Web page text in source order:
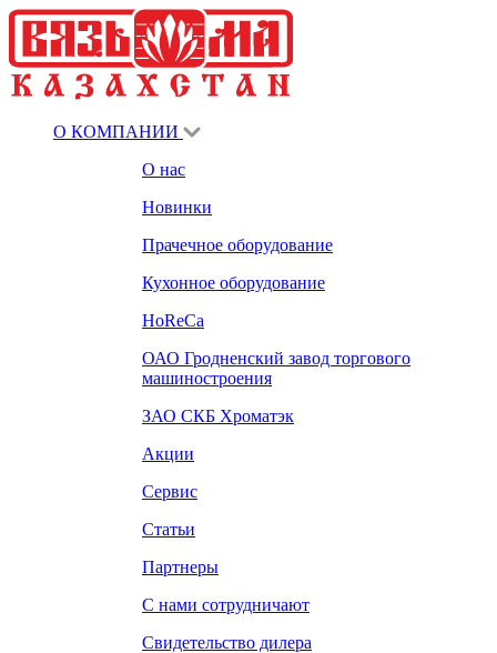
О КОМПАНИИ
О нас
Новинки
Прачечное оборудование
Кухонное оборудование
HoReCa
ОАО Гродненский завод торгового
машиностроения
ЗАО СКБ Хроматэк
Акции
Сервис
Статьи
Партнеры
С нами сотрудничают
Свидетельство дилера